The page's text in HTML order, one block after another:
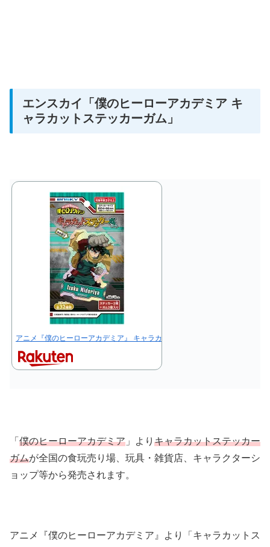
エンスカイ 「僕のヒーローアカデミア キ
ャラカットステッカーガム」
アニメ『僕のヒーローアカデミア』 キャラカットステッカーガム 【1BOX 16
「 僕のヒーローアカデミア 」より キャラカットステッカー
ガムが全国の食玩売り場、玩具・雑貨店、キャラクターシ
ョップ等から発売されます。
アニメ『僕のヒーローアカデミア』より「キャラカットス